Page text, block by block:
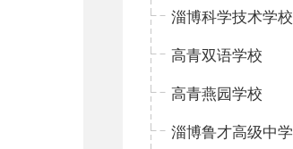
淄博科学技术学校
高青双语学校
高青燕园学校
淄博鲁才高级中学